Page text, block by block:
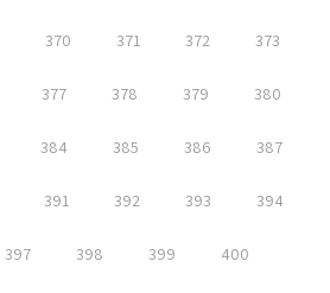
370 371 372 373
377 378 379 380
384 385 386 387
391 392 393 394
397 398 399 400